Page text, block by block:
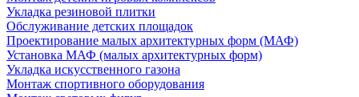
Укладка резиновой плитки
Обслуживание детских площадок
Проектирование малых архитектурных форм (МАФ)
Установка МАФ (малых архитектурных форм)
Укладка искусственного газона
Монтаж спортивного оборудования